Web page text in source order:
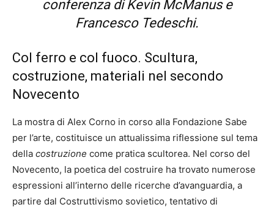
conferenza di Kevin McManus e
Francesco Tedeschi.
Col ferro e col fuoco. Scultura,
costruzione, materiali nel secondo
Novecento
La mostra di Alex Corno in corso alla Fondazione Sabe
per l’arte, costituisce un attualissima riflessione sul tema
della costruzione come pratica scultorea. Nel corso del
Novecento, la poetica del costruire ha trovato numerose
espressioni all’interno delle ricerche d’avanguardia, a
partire dal Costruttivismo sovietico, tentativo di